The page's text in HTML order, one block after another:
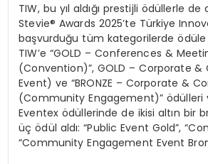
TIW, bu yıl aldığı prestijli ödüllerle
Stevie® Awards 2025’te Türkiye
başvurduğu tüm kategorilerde ödüle
TIW’e “GOLD – Conferences &
(Convention)”, GOLD – Corporate
Event) ve “BRONZE – Corporate &
(Community Engagement)” ödülleri
Eventex ödüllerinde de ikisi altın bir
üç ödül aldı: “Public Event Gold”,
“Community Engagement Event